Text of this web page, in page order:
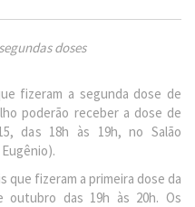
doses
fizeram a segunda dose de
poderão receber a dose de
das 18h às 19h, no Salão
que fizeram a primeira dose da
das 19h às 20h. Os